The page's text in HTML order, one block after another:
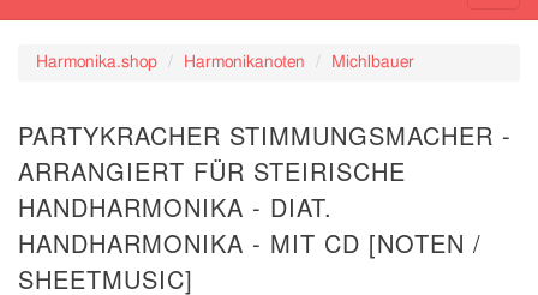
Harmonika.shop Harmonikanoten Michlbauer
PARTYKRACHER STIMMUNGSMACHER -
ARRANGIERT FÜR STEIRISCHE
HANDHARMONIKA - DIAT.
HANDHARMONIKA - MIT CD [NOTEN /
SHEETMUSIC]